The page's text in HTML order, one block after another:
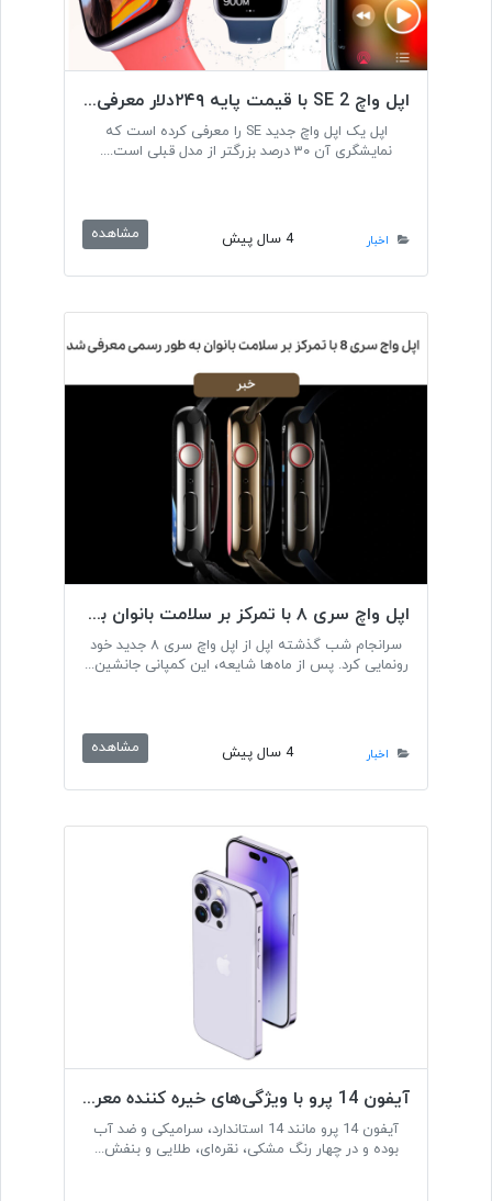
اپل واچ SE 2 با قیمت پایه ۲۴۹دلار معرفی شد
اپل یک اپل واچ جدید SE را معرفی کرده است که
نمایشگری آن ۳۰ درصد بزرگتر از مدل قبلی است....
اخبار 4 سال پیش مشاهده
اپل واچ سری ۸ با تمرکز بر سلامت بانوان به طور رسمی معرفی شد
سرانجام شب گذشته اپل از اپل واچ سری ۸ جدید خود
رونمایی کرد. پس از ماه‌ها شایعه، این کمپانی جانشین...
اخبار 4 سال پیش مشاهده
آیفون 14 پرو با ویژگی‌های خیره کننده معرفی شد
آیفون 14 پرو مانند 14 استاندارد، سرامیکی و ضد آب
بوده و در چهار رنگ مشکی، نقره‌ای، طلایی و بنفش...